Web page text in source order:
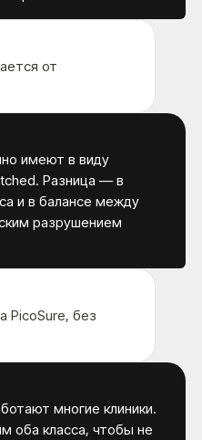
от
имеют в виду
Разница — в
и в балансе между
разрушением
PicoSure, без
многие клиники.
оба класса, чтобы не